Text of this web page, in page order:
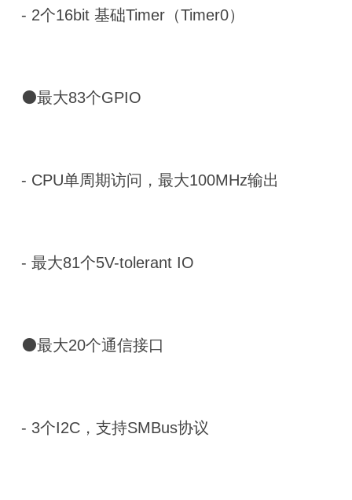
- 2个16bit 基础Timer（Timer0）
⚫最大83个GPIO
- CPU单周期访问，最大100MHz输出
- 最大81个5V-tolerant IO
⚫最大20个通信接口
- 3个I2C，支持SMBus协议